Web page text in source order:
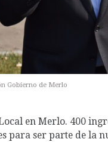
Gobierno de Merlo
en Merlo. 400
para ser parte de la